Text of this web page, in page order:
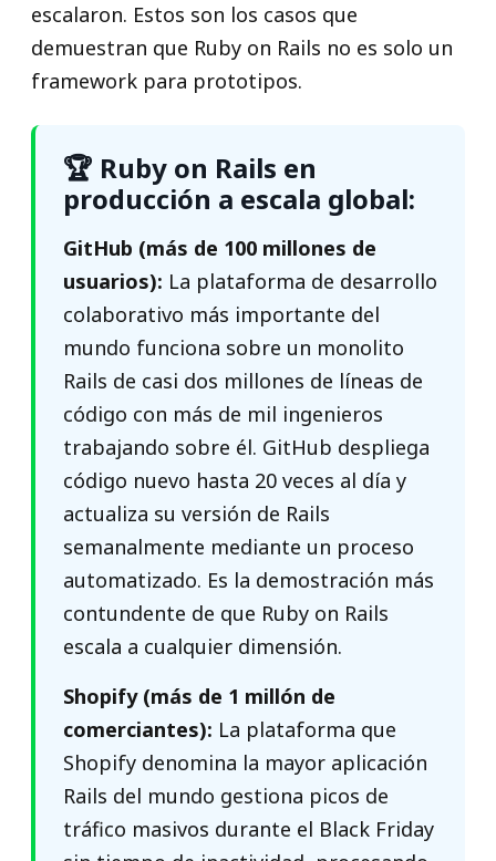
escalaron. Estos son los casos que
demuestran que Ruby on Rails no es solo un
framework para prototipos.
🏆 Ruby on Rails en
producción a escala global:
GitHub (más de 100 millones de
usuarios): La plataforma de desarrollo
colaborativo más importante del
mundo funciona sobre un monolito
Rails de casi dos millones de líneas de
código con más de mil ingenieros
trabajando sobre él. GitHub despliega
código nuevo hasta 20 veces al día y
actualiza su versión de Rails
semanalmente mediante un proceso
automatizado. Es la demostración más
contundente de que Ruby on Rails
escala a cualquier dimensión.
Shopify (más de 1 millón de
comerciantes): La plataforma que
Shopify denomina la mayor aplicación
Rails del mundo gestiona picos de
tráfico masivos durante el Black Friday